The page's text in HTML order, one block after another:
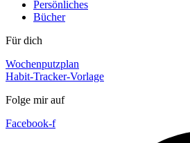
Persönliches
Bücher
Für dich
Wochenputzplan
Habit-Tracker-Vorlage
Folge mir auf
Facebook-f